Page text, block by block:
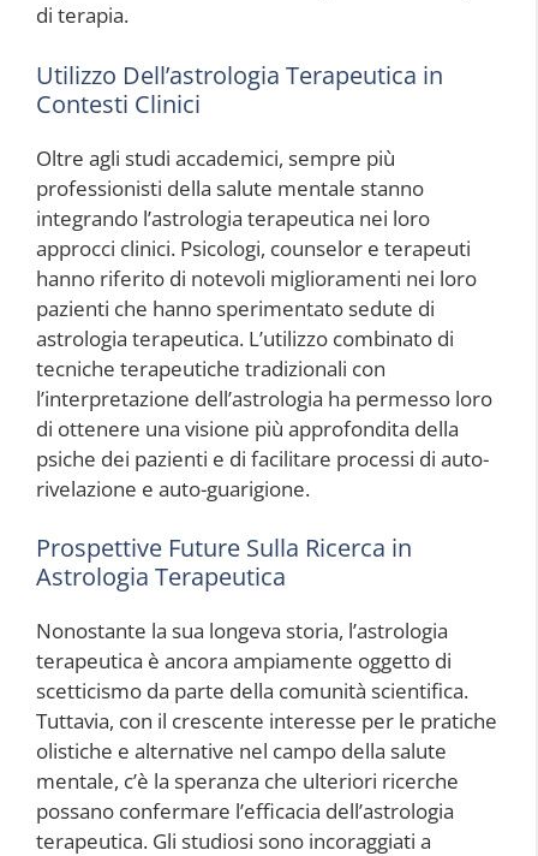
di terapia.
Utilizzo Dell’astrologia Terapeutica in
Contesti Clinici
Oltre agli studi accademici, sempre più
professionisti della salute mentale stanno
integrando l’astrologia terapeutica nei loro
approcci clinici. Psicologi, counselor e terapeuti
hanno riferito di notevoli miglioramenti nei loro
pazienti che hanno sperimentato sedute di
astrologia terapeutica. L’utilizzo combinato di
tecniche terapeutiche tradizionali con
l’interpretazione dell’astrologia ha permesso loro
di ottenere una visione più approfondita della
psiche dei pazienti e di facilitare processi di auto-
rivelazione e auto-guarigione.
Prospettive Future Sulla Ricerca in
Astrologia Terapeutica
Nonostante la sua longeva storia, l’astrologia
terapeutica è ancora ampiamente oggetto di
scetticismo da parte della comunità scientifica.
Tuttavia, con il crescente interesse per le pratiche
olistiche e alternative nel campo della salute
mentale, c’è la speranza che ulteriori ricerche
possano confermare l’efficacia dell’astrologia
terapeutica. Gli studiosi sono incoraggiati a